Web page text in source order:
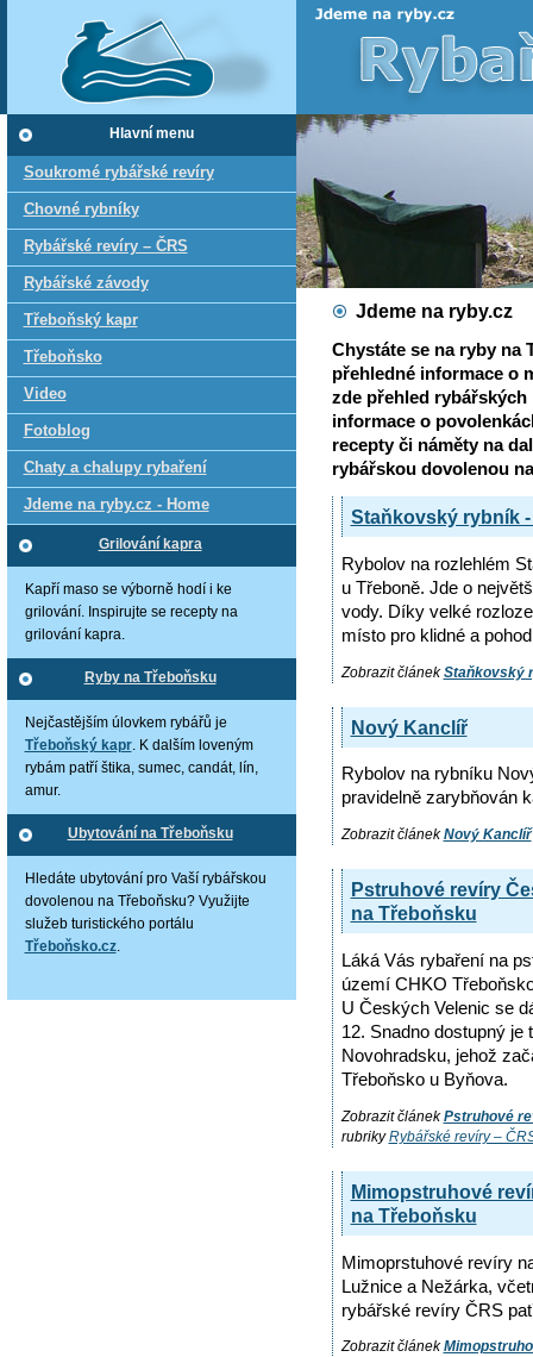
Jdeme na ryby.cz
Chystáte se na ryby na
přehledné informace o
zde přehled
informace o
recepty či náměty na
rybářskou dovolenou
Staňkovský rybník
Rybolov na rozlehlém
u Třeboně. Jde o
vody. Díky velké
místo pro klidné a
Zobrazit článekStaňkovský
Nový Kanclíř
Rybolov na rybníku
pravidelně zarybňován
Zobrazit článekNový Kanclíř
Pstruhové revíry
na Třeboňsku
Láká Vás rybaření na
území CHKO
U Českých Velenic se
12. Snadno dostupný
Novohradsku, jehož
Třeboňsko u Byňova.
Zobrazit článekPstruhové
rubrikyRybářské revíry –
Mimopstruhové
na Třeboňsku
Mimoprstuhové revíry
Lužnice a Nežárka,
rybářské revíry ČRS
Zobrazit článek
Hlavní menu
Soukromé rybářské revíry
Chovné rybníky
Rybářské revíry – ČRS
Rybářské závody
Třeboňský kapr
Třeboňsko
Video
Fotoblog
Chaty a chalupy rybaření
Jdeme na ryby.cz - Home
Grilování kapra
Kapří maso se výborně hodí i ke
grilování. Inspirujte se recepty na
grilování kapra.
Ryby na Třeboňsku
Nejčastějším úlovkem rybářů je
Třeboňský kapr. K dalším loveným
rybám patří štika, sumec, candát, lín,
amur.
Ubytování na Třeboňsku
Hledáte ubytování pro Vaší rybářskou
dovolenou na Třeboňsku? Využijte
služeb turistického portálu
Třeboňsko.cz.